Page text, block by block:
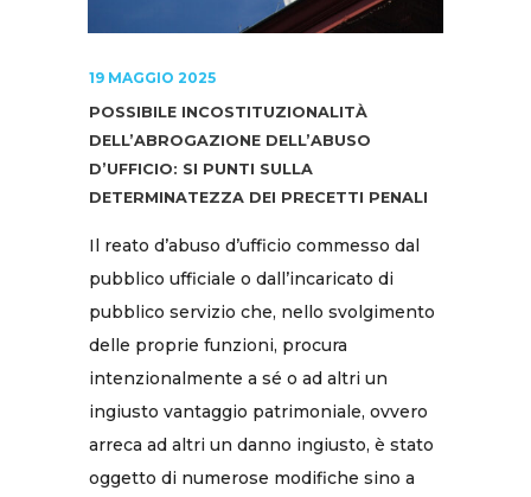
19 MAGGIO 2025
POSSIBILE INCOSTITUZIONALITÀ
DELL’ABROGAZIONE DELL’ABUSO
D’UFFICIO: SI PUNTI SULLA
DETERMINATEZZA DEI PRECETTI PENALI
Il reato d’abuso d’ufficio commesso dal
pubblico ufficiale o dall’incaricato di
pubblico servizio che, nello svolgimento
delle proprie funzioni, procura
intenzionalmente a sé o ad altri un
ingiusto vantaggio patrimoniale, ovvero
arreca ad altri un danno ingiusto, è stato
oggetto di numerose modifiche sino a